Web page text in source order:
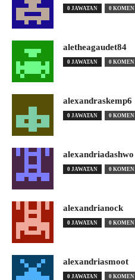
0 JAWATAN 0 KOMEN
aletheagaudet84
0 JAWATAN 0 KOMEN
alexandraskemp6
0 JAWATAN 0 KOMEN
alexandriadashwo
0 JAWATAN 0 KOMEN
alexandrianock
0 JAWATAN 0 KOMEN
alexandriasmoot
0 JAWATAN 0 KOMEN